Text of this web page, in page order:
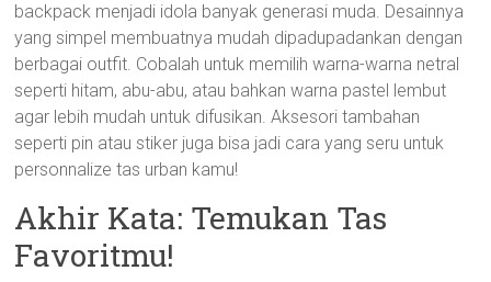
backpack menjadi idola banyak generasi muda. Desainnya
yang simpel membuatnya mudah dipadupadankan dengan
berbagai outfit. Cobalah untuk memilih warna-warna netral
seperti hitam, abu-abu, atau bahkan warna pastel lembut
agar lebih mudah untuk difusikan. Aksesori tambahan
seperti pin atau stiker juga bisa jadi cara yang seru untuk
personnalize tas urban kamu!
Akhir Kata: Temukan Tas
Favoritmu!